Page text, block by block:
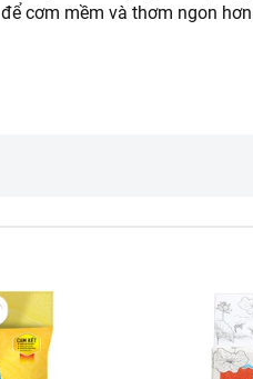
để cơm mềm và thơm ngon